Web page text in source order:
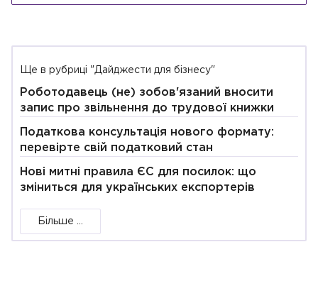
Ще в рубриці "Дайджести для бізнесу"
Роботодавець (не) зобов'язаний вносити
запис про звільнення до трудової книжки
Податкова консультація нового формату:
перевірте свій податковий стан
Нові митні правила ЄС для посилок: що
зміниться для українських експортерів
Більше ...